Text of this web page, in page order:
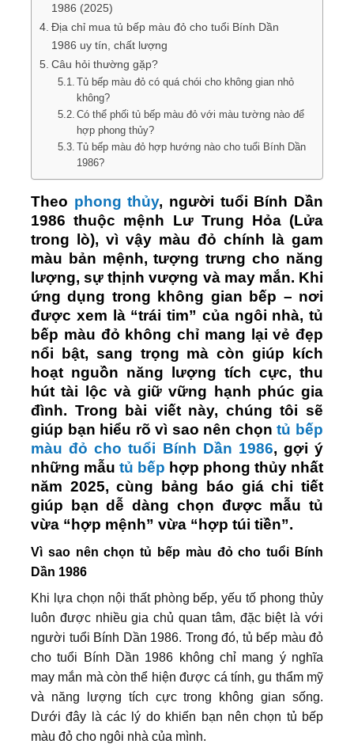
1986 (2025)
Địa chỉ mua tủ bếp màu đỏ cho tuổi Bính Dần
1986 uy tín, chất lượng
Câu hỏi thường gặp?
Tủ bếp màu đỏ có quá chói cho không gian nhỏ
không?
Có thể phối tủ bếp màu đỏ với màu tường nào để
hợp phong thủy?
Tủ bếp màu đỏ hợp hướng nào cho tuổi Bính Dần
1986?
Theo phong thủy, người tuổi Bính Dần
1986 thuộc mệnh Lư Trung Hỏa (Lửa
trong lò), vì vậy màu đỏ chính là gam
màu bản mệnh, tượng trưng cho năng
lượng, sự thịnh vượng và may mắn. Khi
ứng dụng trong không gian bếp – nơi
được xem là “trái tim” của ngôi nhà, tủ
bếp màu đỏ không chỉ mang lại vẻ đẹp
nổi bật, sang trọng mà còn giúp kích
hoạt nguồn năng lượng tích cực, thu
hút tài lộc và giữ vững hạnh phúc gia
đình. Trong bài viết này, chúng tôi sẽ
giúp bạn hiểu rõ vì sao nên chọntủ bếp
màu đỏ cho tuổi Bính Dần 1986, gợi ý
những mẫu tủ bếp hợp phong thủy nhất
năm 2025, cùng bảng báo giá chi tiết
giúp bạn dễ dàng chọn được mẫu tủ
vừa “hợp mệnh” vừa “hợp túi tiền”.
Vì sao nên chọn tủ bếp màu đỏ cho tuổi Bính
Dần 1986
Khi lựa chọn nội thất phòng bếp, yếu tố phong thủy
luôn được nhiều gia chủ quan tâm, đặc biệt là với
người tuổi Bính Dần 1986. Trong đó, tủ bếp màu đỏ
cho tuổi Bính Dần 1986 không chỉ mang ý nghĩa
may mắn mà còn thể hiện được cá tính, gu thẩm mỹ
và năng lượng tích cực trong không gian sống.
Dưới đây là các lý do khiến bạn nên chọn tủ bếp
màu đỏ cho ngôi nhà của mình.